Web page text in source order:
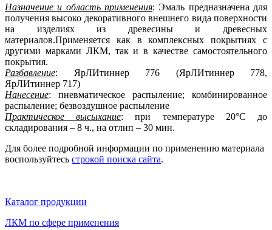
Назначение и область применения: Эмаль предназначена для
получения высоко декоративного внешнего вида поверхности
на изделиях из древесины и древесных
материалов.Применяется как в комплексных покрытиях с
другими марками ЛКМ, так и в качестве самостоятельного
покрытия.
Разбавление: ЯрЛИтиннер 776 (ЯрЛИтиннер 778,
ЯрЛИтиннер 717)
Нанесение: пневматическое распыление; комбинированное
распыление; безвоздушное распыление
Практическое высыхание: при температуре 20°С до
складирования – 8 ч., на отлип – 30 мин.
Для более подробной информации по применению материала
воспользуйтесь строкой поиска сайта.
Каталог продукции
ЛКМ по сфере применения